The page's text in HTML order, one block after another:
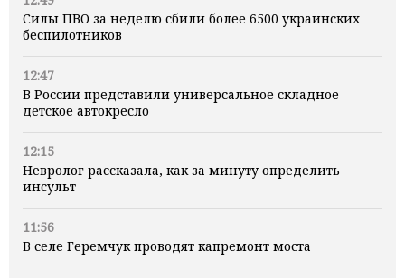
Силы ПВО за неделю сбили более 6500 украинских
беспилотников
12:47
В России представили универсальное складное
детское автокресло
12:15
Невролог рассказала, как за минуту определить
инсульт
11:56
В селе Геремчук проводят капремонт моста